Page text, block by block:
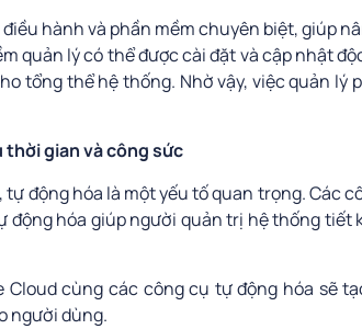
điều hành và phần mềm chuyên biệt, giúp
quản lý có thể được cài đặt và cập nhật
tổng thể hệ thống. Nhờ vậy, việc quản lý
thời gian và công sức
tự động hóa là một yếu tố quan trọng. Các
động hóa giúp người quản trị hệ thống tiết
Cloud cùng các công cụ tự động hóa sẽ
người dùng.